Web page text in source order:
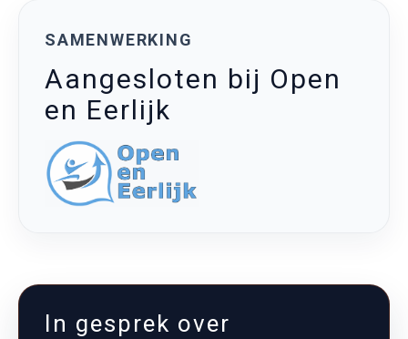
SAMENWERKING
Aangesloten bij Open
en Eerlijk
In gesprek over